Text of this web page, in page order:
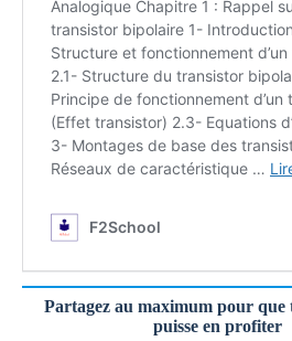
Partagez au maximum pour que
puisse en profiter